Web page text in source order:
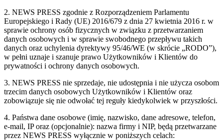
2. NEWS PRESS zgodnie z Rozporządzeniem Parlamentu
Europejskiego i Rady (UE) 2016/679 z dnia 27 kwietnia 2016 r. w
sprawie ochrony osób fizycznych w związku z przetwarzaniem
danych osobowych i w sprawie swobodnego przepływu takich
danych oraz uchylenia dyrektywy 95/46/WE (w skrócie „RODO”),
w pełni uznaje i szanuje prawo Użytkowników i Klientów do
prywatności i ochrony danych osobowych.
3. NEWS PRESS nie sprzedaje, nie udostępnia i nie użycza osobom
trzecim danych osobowych Użytkowników i Klientów oraz
zobowiązuje się nie odwołać tej reguły kiedykolwiek w przyszłości.
4. Państwa dane osobowe (imię, nazwisko, dane adresowe, telefon,
e-mail, IP oraz (opcjonalnie): nazwa firmy i NIP, będą przetwarzane
przez NEWS PRESS wyłącznie w poniższych celach: